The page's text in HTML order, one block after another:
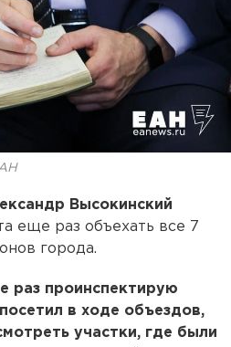
Высокинский
еще раз объехать все 7
города.
раз проинспектирую
в ходе объездов,
участки, где были